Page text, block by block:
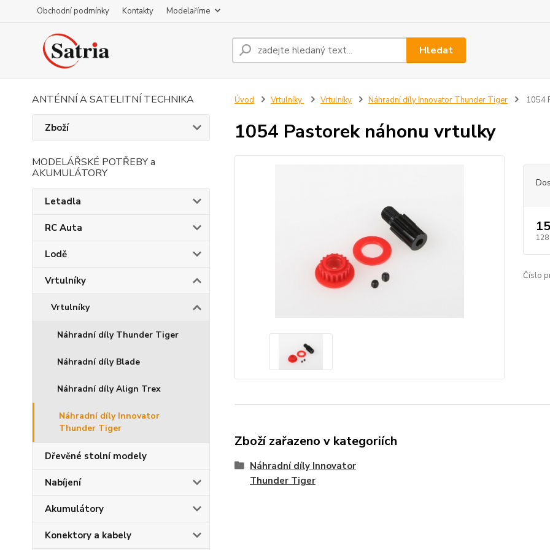
Obchodní podmínky Kontakty Modelaříme
Hledat
ANTÉNNÍ A SATELITNÍ TECHNIKA
Zboží
MODELÁŘSKÉ POTŘEBY a
AKUMULÁTORY
Letadla
RC Auta
Lodě
Vrtulníky
Vrtulníky
Náhradní díly Thunder Tiger
Náhradní díly Blade
Náhradní díly Align Trex
Náhradní díly Innovator
Thunder Tiger
Dřevěné stolní modely
Nabíjení
Akumulátory
Konektory a kabely
Úvod Vrtulníky Vrtulníky Náhradní díly Innovator Thunder Tiger 1054
1054 Pastorek náhonu vrtulky
128
Číslo
Zboží zařazeno v kategoriích
Náhradní díly Innovator
Thunder Tiger